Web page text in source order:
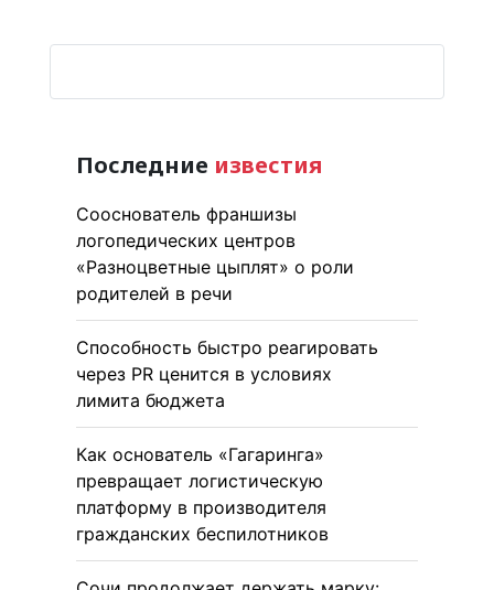
Последние известия
Сооснователь франшизы
логопедических центров
«Разноцветные цыплят» о роли
родителей в речи
Способность быстро реагировать
через PR ценится в условиях
лимита бюджета
Как основатель «Гагаринга»
превращает логистическую
платформу в производителя
гражданских беспилотников